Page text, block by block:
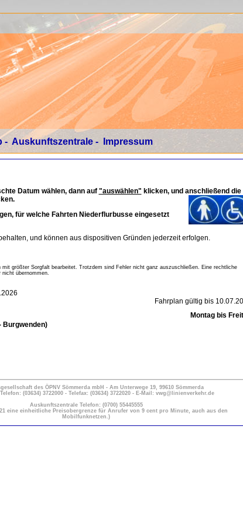
- Auskunftszentrale- Impressum
Datum wählen, dann auf "auswählen" klicken, und anschließend die
für welche Fahrten Niederflurbusse eingesetzt
und können aus dispositiven Gründen jederzeit erfolgen.
mit größter Sorgfalt bearbeitet. Trotzdem sind Fehler nicht ganz auszuschließen. Eine rechtliche
nicht übernommen.
Fahrplan gültig bis
Montag bis
des ÖPNV Sömmerda mbH - Am Unterwege 19, 99610 Sömmerda
(03634) 3722000 - Telefax: (03634) 3722020 - E-Mail: vwg@linienverkehr.de
Auskunftszentrale Telefon: (0700) 55445555
eine einheitliche Preisobergrenze für Anrufer von 9 cent pro Minute, auch aus den
Mobilfunknetzen.)